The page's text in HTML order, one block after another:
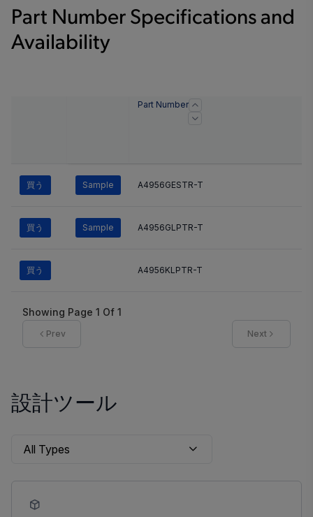
Part Number Specifications and
Availability
Part Number
買う Sample A4956GESTR-T
買う Sample A4956GLPTR-T
買う A4956KLPTR-T
Showing Page 1 Of 1
Prev Next
設計ツール